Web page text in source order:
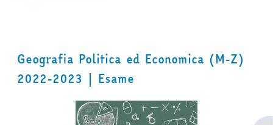
Geografia Politica ed Economica (M-Z)
2022-2023 | Esame